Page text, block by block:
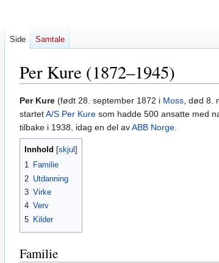
Per Kure (1872–1945)
Hopp
til
navigering
Hopp
til
søk
Per Kure (født 28. september 1872 i Moss, død 8.
startetA/S Per Kure som hadde 500 ansatte med
tilbake i 1938, idag en del avABB Norge.
Innhold
1 Familie
2 Utdanning
3 Virke
4 Verv
5 Kilder
Familie
Side Samtale